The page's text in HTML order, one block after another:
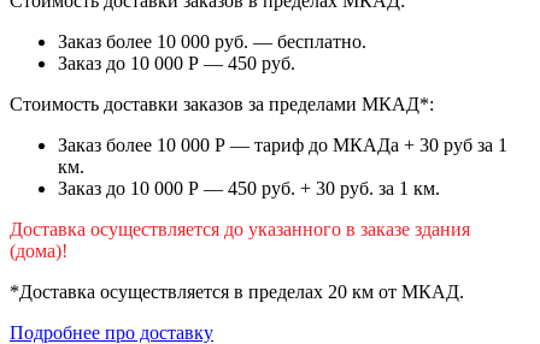
Заказ более 10 000 руб. — бесплатно.
Заказ до 10 000 Р — 450 руб.
Стоимость доставки заказов за пределами МКАД*:
Заказ более 10 000 Р — тариф до МКАДа + 30 руб за 1
км.
Заказ до 10 000 Р — 450 руб. + 30 руб. за 1 км.
Доставка осуществляется до указанного в заказе здания
(дома)!
*Доставка осуществляется в пределах 20 км от МКАД.
Подробнее про доставку